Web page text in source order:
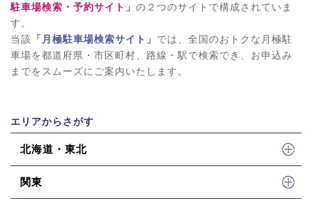
駐車場検索・予約サイト」 の２つのサイトで構成されていま
す。
当該 「月極駐車場検索サイト」 では、全国のおトクな月極駐
車場を都道府県・市区町村、路線・駅で検索でき、お申込み
までをスムーズにご案内いたします。
エリアからさがす
北海道・東北
関東